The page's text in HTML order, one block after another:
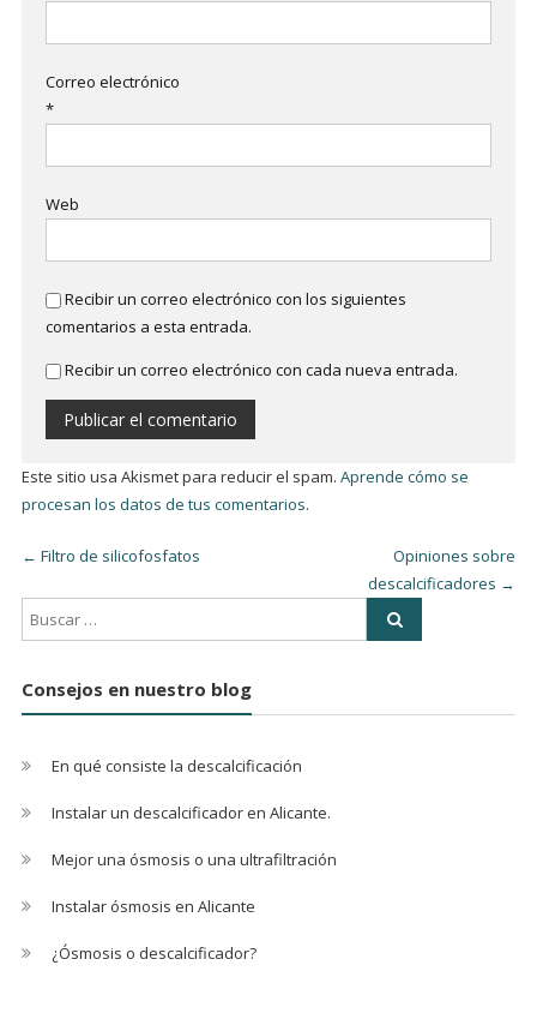
Correo electrónico
*
Web
Recibir un correo electrónico con los siguientes
comentarios a esta entrada.
Recibir un correo electrónico con cada nueva entrada.
Este sitio usa Akismet para reducir el spam. Aprende cómo se
procesan los datos de tus comentarios.
← Filtro de silicofosfatos
Opiniones sobre
descalcificadores →
Consejos en nuestro blog
En qué consiste la descalcificación
Instalar un descalcificador en Alicante.
Mejor una ósmosis o una ultrafiltración
Instalar ósmosis en Alicante
¿Ósmosis o descalcificador?